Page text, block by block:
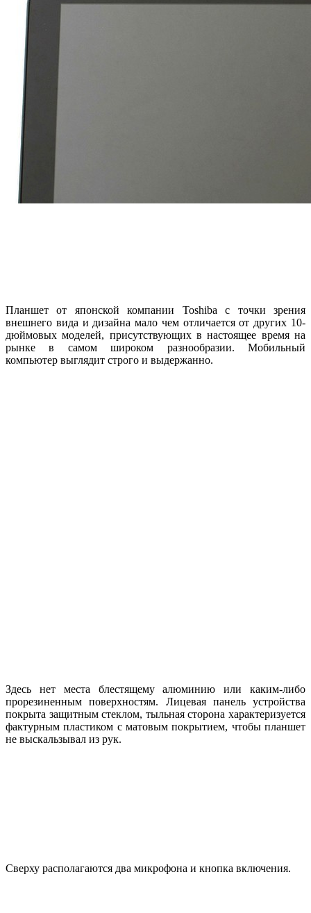
Планшет от японской компании Toshiba с точки зрения
внешнего вида и дизайна мало чем отличается от других 10-
дюймовых моделей, присутствующих в настоящее время на
рынке в самом широком разнообразии. Мобильный
компьютер выглядит строго и выдержанно.
Здесь нет места блестящему алюминию или каким-либо
прорезиненным поверхностям. Лицевая панель устройства
покрыта защитным стеклом, тыльная сторона характеризуется
фактурным пластиком с матовым покрытием, чтобы планшет
не выскальзывал из рук.
Сверху располагаются два микрофона и кнопка включения.